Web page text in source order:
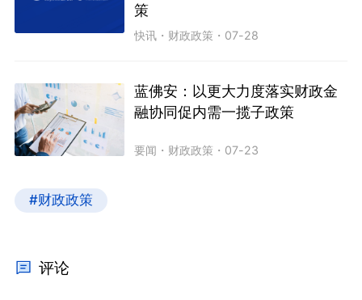
策
快讯 ・ 财政政策 ・ 07-28
蓝佛安：以更大力度落实财政金
融协同促内需一揽子政策
要闻 ・ 财政政策 ・ 07-23
#财政政策
评论